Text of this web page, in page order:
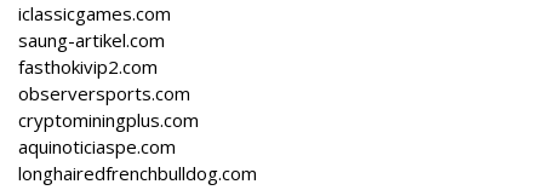
iclassicgames.com
saung-artikel.com
fasthokivip2.com
observersports.com
cryptominingplus.com
aquinoticiaspe.com
longhairedfrenchbulldog.com